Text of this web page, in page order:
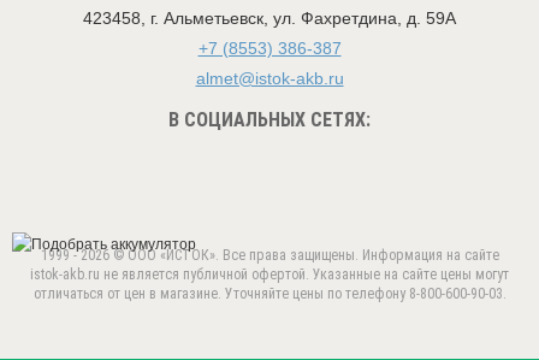
423458 г. Альметьевск ул. Фахретдина, д. 59А
+7 (8553) 386-387
almet@istok-akb.ru
В СОЦИАЛЬНЫХ СЕТЯХ:
1999 - 2026 © ООО «ИСТОК». Все права защищены. Информация на сайте
istok-akb.ru не является публичной офертой. Указанные на сайте цены могут
отличаться от цен в магазине. Уточняйте цены по телефону 8-800-600-90-03.